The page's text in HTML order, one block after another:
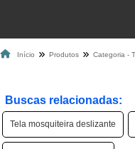
Início Produtos
Buscas relacionadas:
Tela mosquiteira deslizante